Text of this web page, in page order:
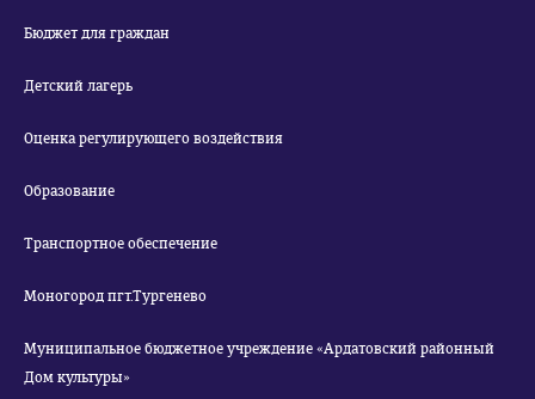
Бюджет для граждан
Детский лагерь
Оценка регулирующего воздействия
Образование
Транспортное обеспечение
Моногород пгт.Тургенево
Муниципальное бюджетное учреждение «Ардатовский районный
Дом культуры»